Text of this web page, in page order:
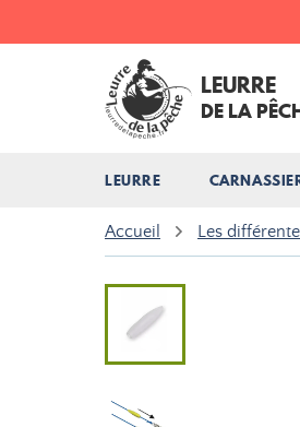
LEURRE
DE LA
LEURRE
Accueil Les